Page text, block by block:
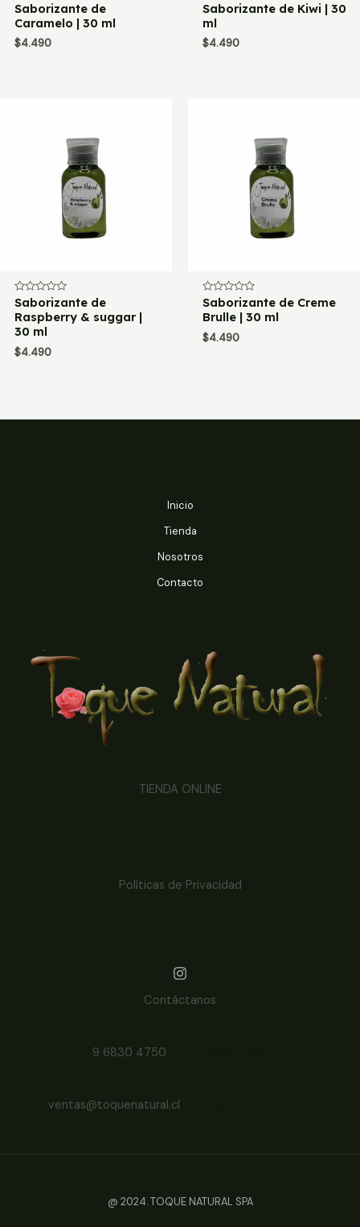
Valorado
con
0
de
5
Saborizante de
Caramelo | 30 ml
$4.490
Valorado
con
0
de
5
Saborizante de Kiwi | 30
ml
$4.490
Valorado
con
0
de
5
Saborizante de
Raspberry & suggar |
30 ml
$4.490
Valorado
con
0
5
Saborizante de Creme
Brulle | 30 ml
$4.490
Inicio
Tienda
Nosotros
Contacto
TIENDA ONLINE
Políticas de Privacidad
Contáctanos
9 6830 4750
ventas@toquenatural.cl
@ 2024. TOQUE NATURAL SPA